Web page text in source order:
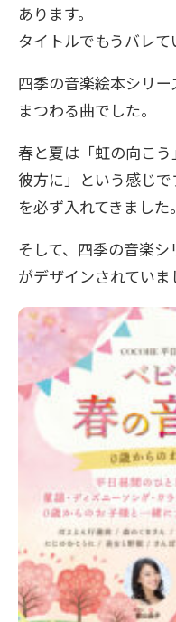
あります。
タイトルでもうバレて
四季の音楽絵本シリ
まつわる曲でした。
春と夏は「虹の向こ
彼方に」という感じ
を必ず入れてきました。
そして、四季の音楽シ
がデザインされていま